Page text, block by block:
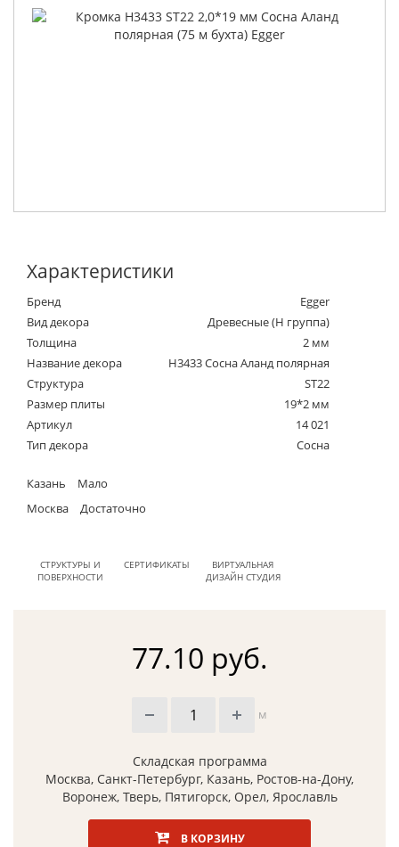
Характеристики
Бренд
Egger
Вид декора
Древесные (Н группа)
Толщина
2 мм
Название декора
H3433 Сосна Аланд полярная
Структура
ST22
Размер плиты
19*2 мм
Артикул
14 021
Тип декора
Сосна
Казань
Мало
Москва
Достаточно
СТРУКТУРЫ И
ПОВЕРХНОСТИ
СЕРТИФИКАТЫ
ВИРТУАЛЬНАЯ
ДИЗАЙН СТУДИЯ
77.10 руб.
м
Складская программа
Москва, Санкт-Петербург, Казань, Ростов-на-Дону,
Воронеж, Тверь, Пятигорск, Орел, Ярославль
В КОРЗИНУ